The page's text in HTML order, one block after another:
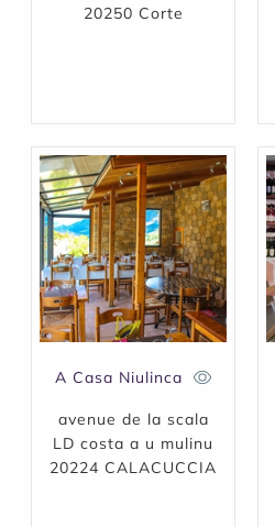
20250 Corte
A Casa Niulinca
avenue de la scala
LD costa a u mulinu
20224 CALACUCCIA